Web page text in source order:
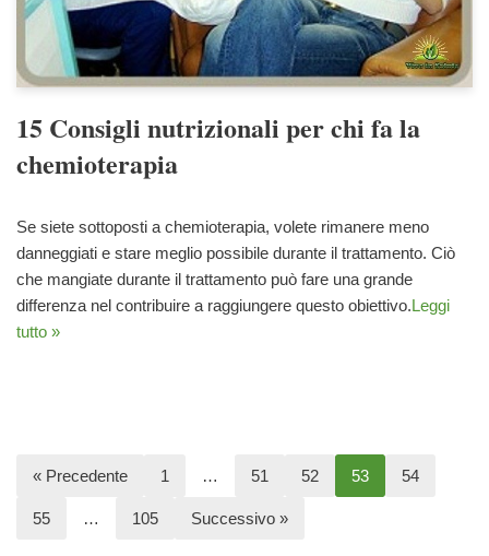
15 Consigli nutrizionali per chi fa la
chemioterapia
Se siete sottoposti a chemioterapia, volete rimanere meno
danneggiati e stare meglio possibile durante il trattamento. Ciò
che mangiate durante il trattamento può fare una grande
differenza nel contribuire a raggiungere questo obiettivo.Leggi
tutto »
« Precedente 1 … 51 52 53 54
55 … 105 Successivo »